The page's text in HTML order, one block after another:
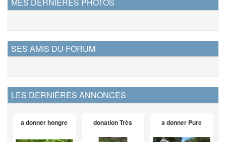
SES AMIS DU FORUM
LES DERNIÈRES ANNONCES
a donner hongre donation Très a donner Pure